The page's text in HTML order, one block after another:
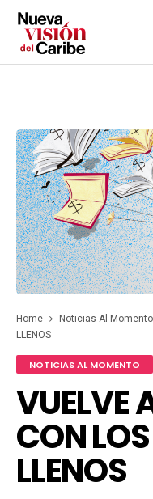
Home Noticias Al Momento
LLENOS
NOTICIAS AL MOMENTO
VUELVE
CON
LLENOS